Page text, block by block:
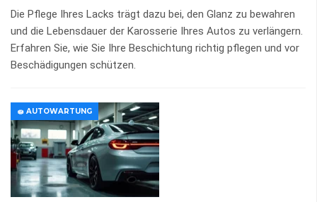
Die Pflege Ihres Lacks trägt dazu bei, den Glanz zu bewahren
und die Lebensdauer der Karosserie Ihres Autos zu verlängern.
Erfahren Sie, wie Sie Ihre Beschichtung richtig pflegen und vor
Beschädigungen schützen.
🧽 AUTOWARTUNG